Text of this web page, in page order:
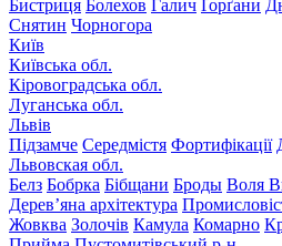
Бистриця Болехов Галич Ґорґани
Снятин Чорногора
Київ
Київська обл.
Кіровоградська обл.
Луганська обл.
Львів
Підзамче Середмістя Фортифікації
Львовская обл.
Белз Бобрка Бібщани Броды Воля
Дерев’яна архітектура
Жовква Золочів Камула Комарно